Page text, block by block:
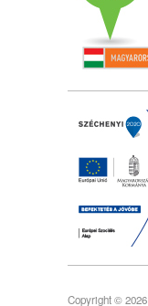
Copyright © 2026